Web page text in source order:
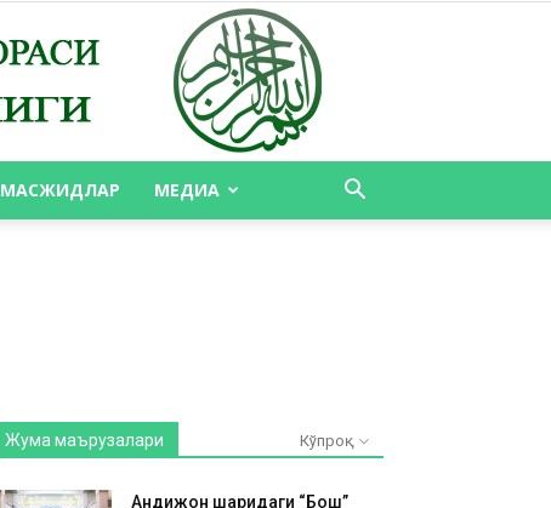
МАСЖИДЛАР МЕДИА
Жума маърузалари Кўпроқ
Андижон шаҳридаги “Бош”